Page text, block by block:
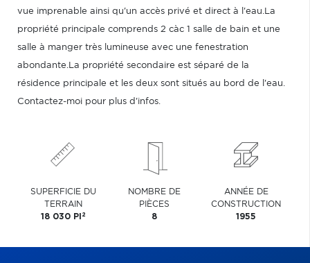
vue imprenable ainsi qu'un accès privé et direct à l'eau.La
propriété principale comprends 2 càc 1 salle de bain et une
salle à manger très lumineuse avec une fenestration
abondante.La propriété secondaire est séparé de la
résidence principale et les deux sont situés au bord de l'eau.
Contactez-moi pour plus d'infos.
SUPERFICIE DU
TERRAIN
18 030 PI 2
NOMBRE DE
PIÈCES
8
ANNÉE DE
CONSTRUCTION
1955